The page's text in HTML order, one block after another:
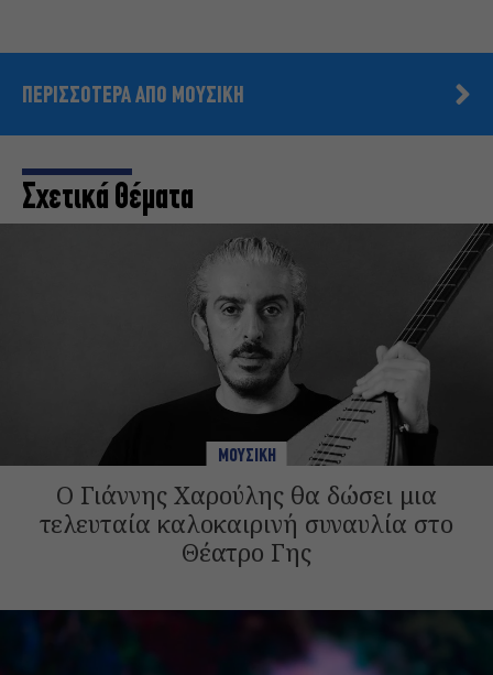
ΠΕΡΙΣΣΟΤΕΡΑ ΑΠΟ ΜΟΥΣΙΚΗ
Σχετικά Θέματα
ΜΟΥΣΙΚΗ
Ο Γιάννης Χαρούλης θα δώσει μια
τελευταία καλοκαιρινή συναυλία στο
Θέατρο Γης